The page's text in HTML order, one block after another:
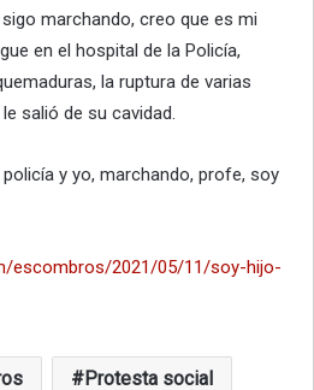
marchando, creo que es mi
en el hospital de la Policía,
la ruptura de varias
salió de su cavidad.
y yo, marchando, profe, soy
escombros/2021/05/11/soy-hijo-
Protesta social